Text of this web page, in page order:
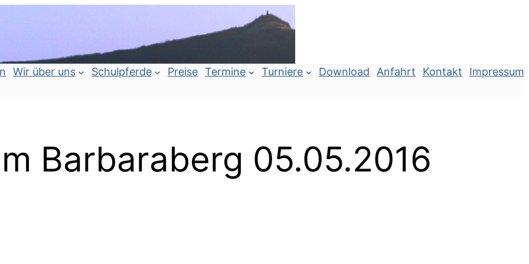
Wir über uns Schulpferde Preise Termine Turniere Download Anfahrt Kontakt
Impressum
Barbaraberg 05.05.2016